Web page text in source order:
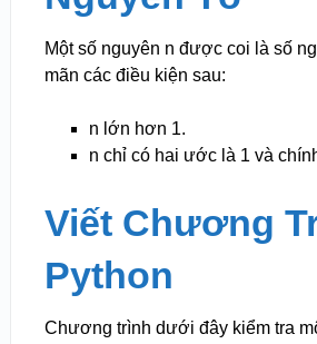
Một số nguyên n được coi là số
mãn các điều kiện sau:
n lớn hơn 1.
n chỉ có hai ước là 1 và
Viết Chương
Python
Chương trình dưới đây kiểm tra